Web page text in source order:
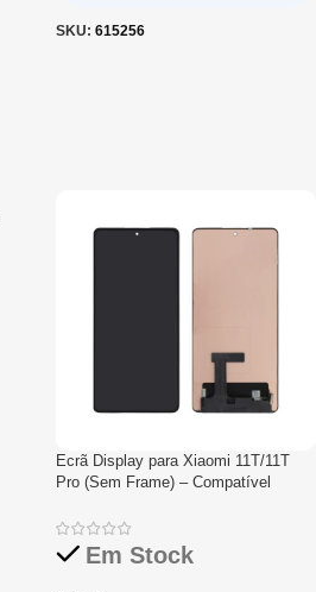
SKU: 615256
Ecrã Display para Xiaomi 11T/11T
Pro (Sem Frame) – Compatível
Em Stock